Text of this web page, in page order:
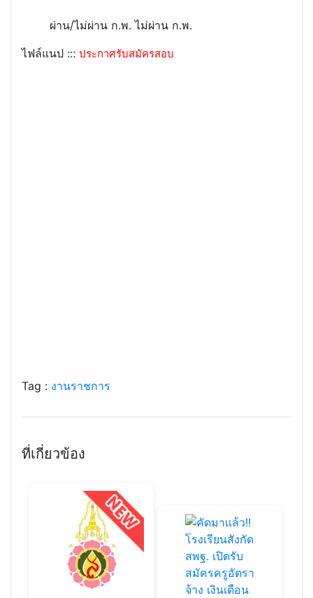
ผ่าน/ไม่ผ่าน ก.พ.ไม่ผ่าน ก.พ.
ไฟล์แนป ::: ประกาศรับสมัครสอบ
Tag : งานราชการ
ที่เกี่ยวข้อง